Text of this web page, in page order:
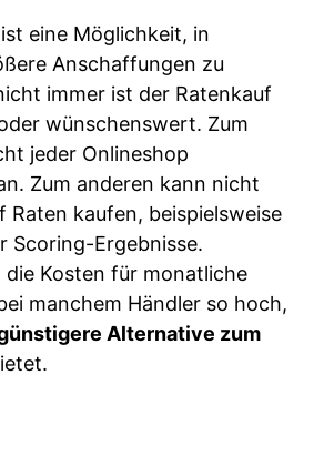
eine Möglichkeit, in
Anschaffungen zu
immer ist der Ratenkauf
wünschenswert. Zum
jeder Onlineshop
Zum anderen kann nicht
Raten kaufen, beispielsweise
Scoring-Ergebnisse.
die Kosten für monatliche
manchem Händler so hoch,
Alternative zum